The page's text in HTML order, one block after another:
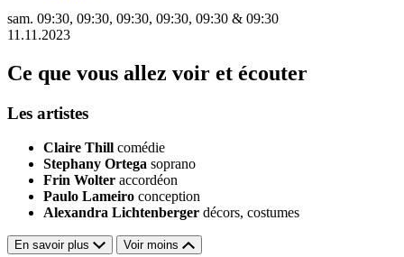
sam. 09:30, 09:30, 09:30, 09:30, 09:30 & 09:30
11.11.2023
Ce que vous allez voir et écouter
Les artistes
Claire Thill comédie
Stephany Ortega soprano
Frin Wolter accordéon
Paulo Lameiro conception
Alexandra Lichtenberger décors, costumes
En savoir plus Voir moins